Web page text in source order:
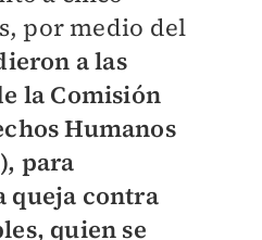
por medio del
a las
la Comisión
Humanos
para
queja contra
quien se